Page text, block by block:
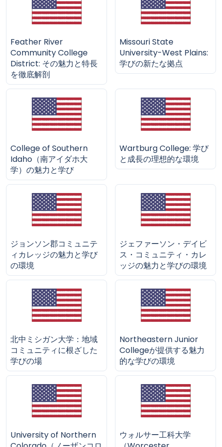
Feather River
Community College
District: その魅力と特長
を徹底解剖
Missouri State
University-West Plains:
学びの新たな拠点
College of Southern
Idaho（南アイダホ大
学）の魅力と学び
Wartburg College: 学び
と成長の理想的な環境
ジョンソン郡コミュニテ
ィカレッジの魅力と学び
の環境
ジェファーソン・デイビ
ス・コミュニティ・カレ
ッジの魅力と学びの環境
北中ミシガン大学：地域
コミュニティに根ざした
学びの場
Northeastern Junior
Collegeが提供する魅力
的な学びの環境
University of Northern
ウォルサー工科大学